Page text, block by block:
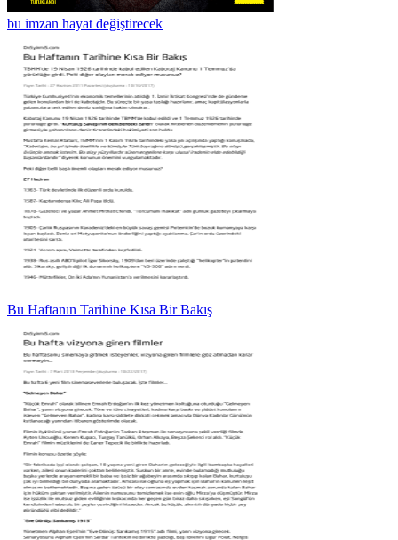
bu imzan hayat değiştirecek
Bu Haftanın Tarihine Kısa Bir Bakış